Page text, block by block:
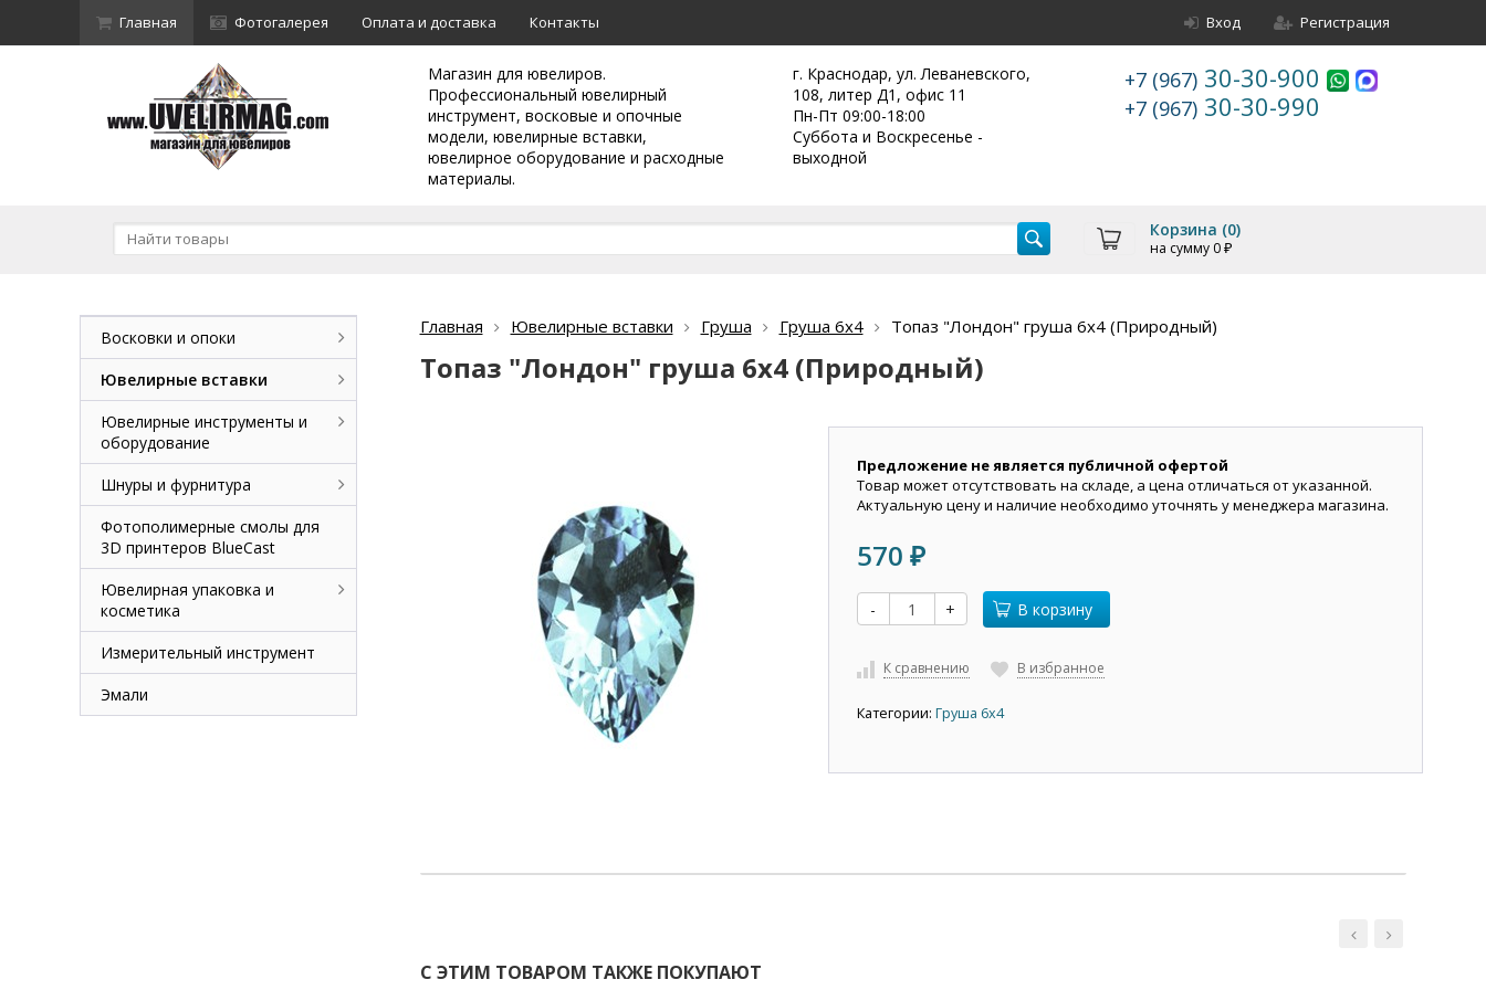
Главная Фотогалерея Оплата и доставка Контакты Вход Регистрация
Магазин для ювелиров.
Профессиональный ювелирный
инструмент, восковые и опочные
модели, ювелирные вставки,
ювелирное оборудование и расходные
материалы.
г. Краснодар, ул. Леваневского,
108, литер Д1, офис 11
Пн-Пт 09:00-18:00
Суббота и Воскресенье -
выходной
+7 (967) 30-30-900
+7 (967) 30-30-990
Корзина (0)
на сумму 0 ₽
Главная Ювелирные вставки Груша Груша 6х4 Топаз "Лондон" груша 6х4 (Природный)
Топаз "Лондон" груша 6х4 (Природный)
Предложение не является публичной офертой
Товар может отсутствовать на складе, а цена отличаться от указанной.
Актуальную цену и наличие необходимо уточнять у менеджера магазина.
570 ₽
- + В корзину
К сравнению В избранное
Категории: Груша 6х4
С ЭТИМ ТОВАРОМ ТАКЖЕ ПОКУПАЮТ
Восковки и опоки
Ювелирные вставки
Ювелирные инструменты и
оборудование
Шнуры и фурнитура
Фотополимерные смолы для
3D принтеров BlueCast
Ювелирная упаковка и
косметика
Измерительный инструмент
Эмали